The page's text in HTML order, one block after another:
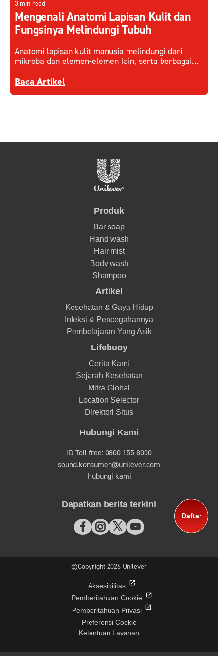
Daftar
3 min read
Mengenali Anatomi Lapisan Kulit dan
Fungsinya Melindungi Tubuh
Anatomi lapisan kulit manusia melindungi dari
mikroba dan elemen-elemen lain, serta berbagai
dan menjaganya.
Discover more about Mengenali Anatomi
Baca Artikel
Produk
Bar soap
Hand wash
Hair mist
Body wash
Shampoo
Artikel
Kesehatan & Gaya Hidup
Infeksi & Pencegahannya
Pembelajaran Yang Asik
Lifebuoy
Cerita Kami
Sejarah Kesehatan
Mitra Global
Location Selector
Direktori Situs
Hubungi Kami
ID Toll free: 0800 155 8000
sound.konsumen@unilever.com
Hubungi kami
Dapatkan berita terkini
©Copyright 2026 Unilever
Aksesibilitas
Pemberitahuan Cookie
Pemberitahuan Privasi
Preferensi Cookie
Ketentuan Layanan